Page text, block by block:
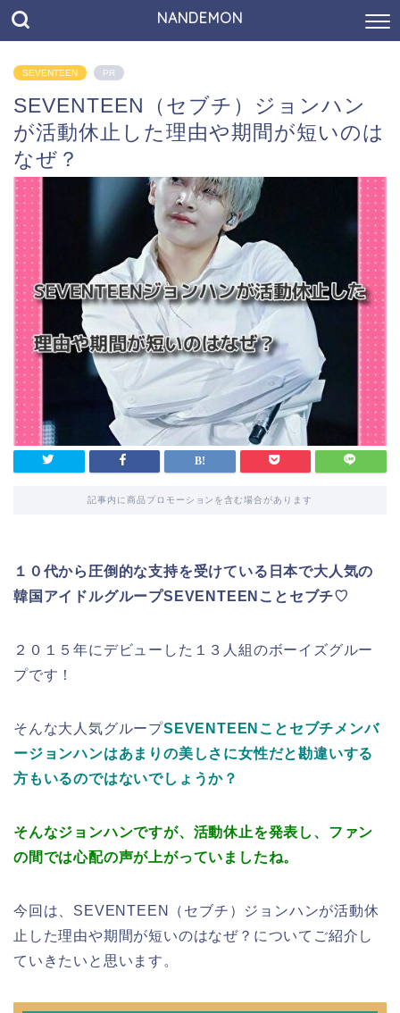
NANDEMON
SEVENTEEN PR
SEVENTEEN（セブチ）ジョンハン
が活動休止した理由や期間が短いのは
なぜ？
記事内に商品プロモーションを含む場合があります
１０代から圧倒的な支持を受けている日本で大人気の
韓国アイドルグループSEVENTEENことセブチ♡
２０１５年にデビューした１３人組のボーイズグルー
プです！
そんな大人気グループSEVENTEENことセブチメンバ
ージョンハンはあまりの美しさに女性だと勘違いする
方もいるのではないでしょうか？
そんなジョンハンですが、活動休止を発表し、ファン
の間では心配の声が上がっていましたね。
今回は、SEVENTEEN（セブチ）ジョンハンが活動休
止した理由や期間が短いのはなぜ？についてご紹介し
ていきたいと思います。